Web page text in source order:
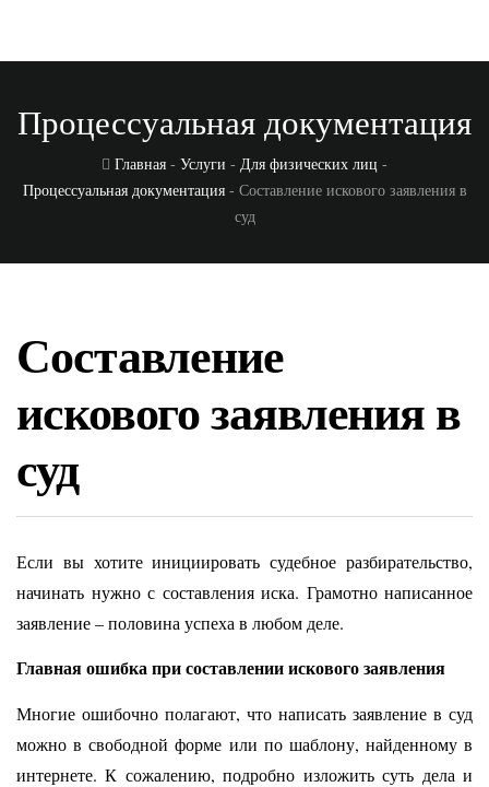
Процессуальная документация
Главная - Услуги - Для физических лиц -
Процессуальная документация- Составление искового заявления в
суд
Составление
искового заявления в
суд
Если вы хотите инициировать судебное разбирательство,
начинать нужно с составления иска. Грамотно написанное
заявление – половина успеха в любом деле.
Главная ошибка при составлении искового заявления
Многие ошибочно полагают, что написать заявление в суд
можно в свободной форме или по шаблону, найденному в
интернете. К сожалению, подробно изложить суть дела и